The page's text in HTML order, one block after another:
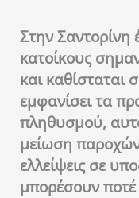
Στην Σαντορίνη
κατοίκους
και καθίσταται
εμφανίσει τα
πληθυσμού,
μείωση
ελλείψεις σε
μπορέσουν